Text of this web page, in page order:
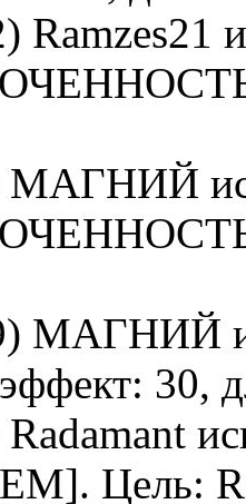
Ramzes21
МАГНИЙ
МАГНИЙ
30,
Radamant
]. Цель: